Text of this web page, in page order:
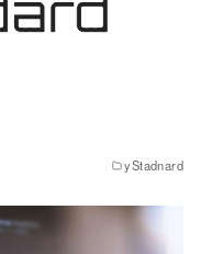
yStadnard